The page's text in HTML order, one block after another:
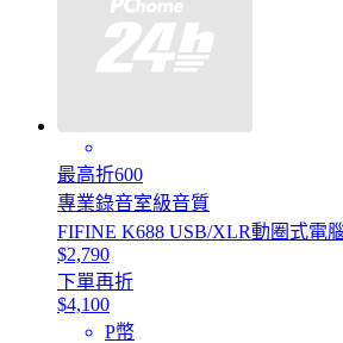
最高折600
專業錄音室級音質
FIFINE K688 USB/XLR動圈式電
$2,790
下單再折
$4,100
P幣